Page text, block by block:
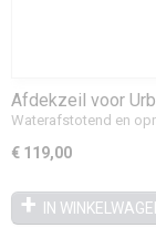
Afdekzeil voor
Waterafstotend en
€ 119,00
IN